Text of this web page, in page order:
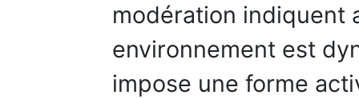
modération indiquent
environnement est
impose une forme